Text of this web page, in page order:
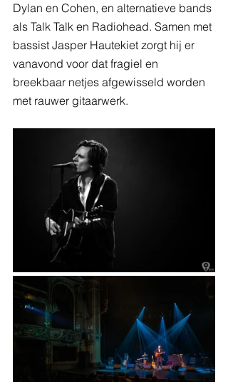
Dylan en Cohen, en alternatieve bands
als Talk Talk en Radiohead. Samen met
bassist Jasper Hautekiet zorgt hij er
vanavond voor dat fragiel en
breekbaar netjes afgewisseld worden
met rauwer gitaarwerk.